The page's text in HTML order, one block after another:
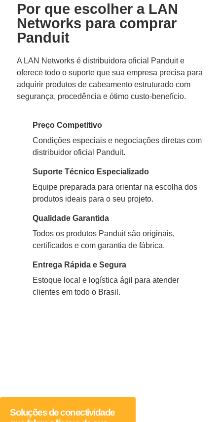
Por que escolher a LAN
Networks para comprar
Panduit
A LAN Networks é distribuidora oficial Panduit e
oferece todo o suporte que sua empresa precisa para
adquirir produtos de cabeamento estruturado com
segurança, procedência e ótimo custo-benefício.
Preço Competitivo
Condições especiais e negociações diretas com
distribuidor oficial Panduit.
Suporte Técnico Especializado
Equipe preparada para orientar na escolha dos
produtos ideais para o seu projeto.
Qualidade Garantida
Todos os produtos Panduit são originais,
certificados e com garantia de fábrica.
Entrega Rápida e Segura
Estoque local e logística ágil para atender
clientes em todo o Brasil.
Soluções de conectividade